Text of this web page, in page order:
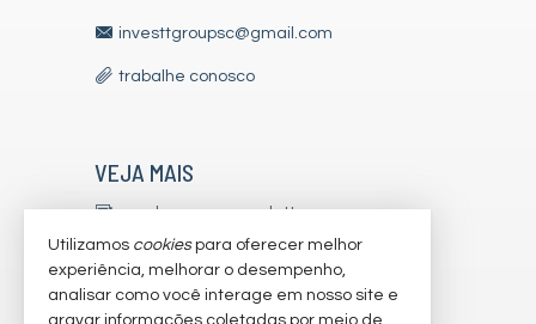
investtgroupsc@gmail.com
trabalhe conosco
VEJA MAIS
receba nosso newsletter
indicadores financeiros
cadastre seu imóvel
Utilizamos cookiespara oferecer melhor
experiência, melhorar o desempenho,
analisar como você interage em nosso site e
gravar informações coletadas por meio de